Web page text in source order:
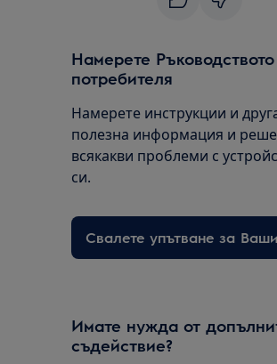
Намерете
потребителя
Намерете инструкции и
полезна информация и
всякакви проблеми с
си.
Имате нужда от
съдействие?